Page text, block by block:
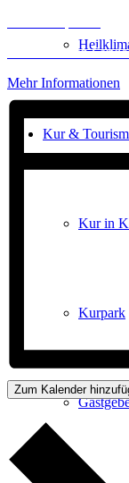
Kur &
Kur in
Kurpark
Erforderlichen
Mehr Informationen
Zum Kalender